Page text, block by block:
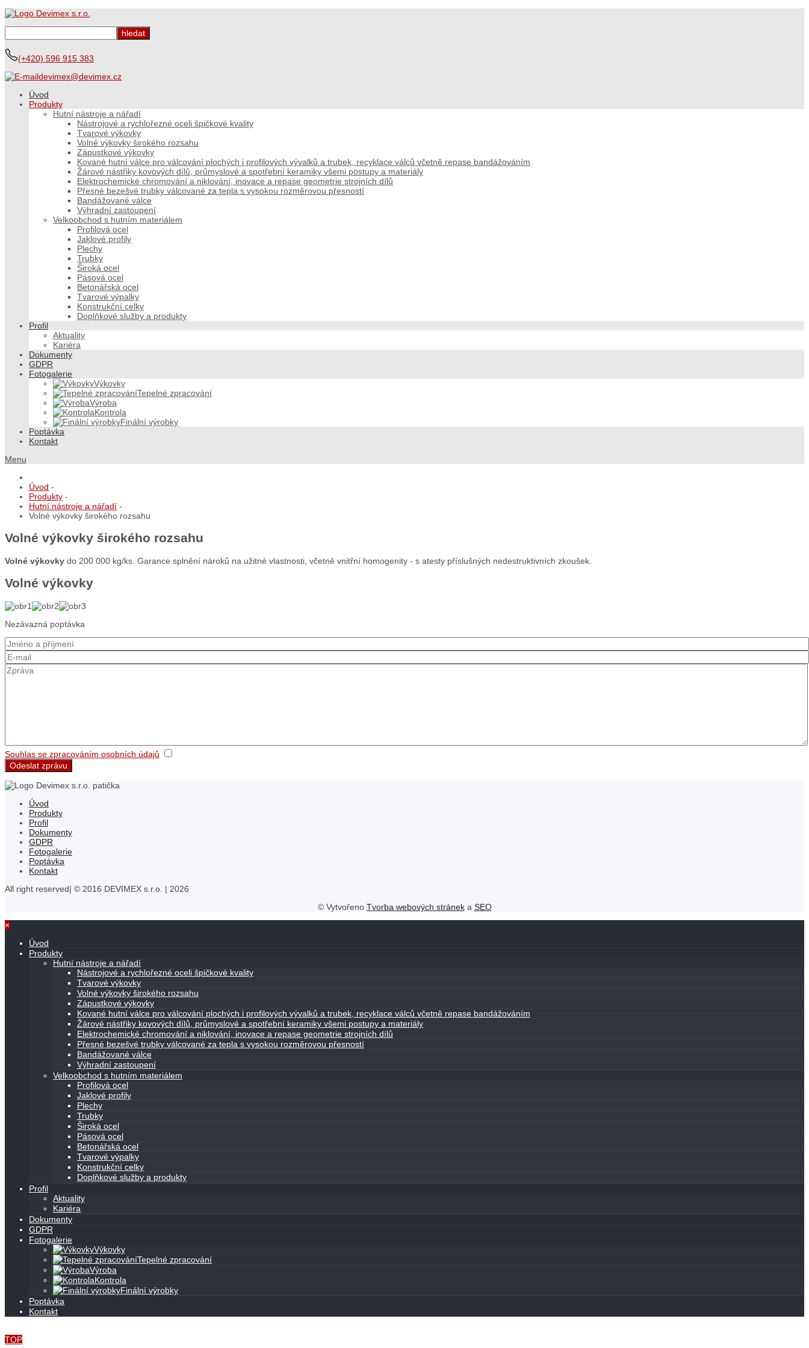
(+420) 596 915 383
devimex@devimex.cz
Úvod
Produkty
Hutní nástroje a nářadí
Nástrojové a rychlořezné oceli špičkové kvality
Tvarové výkovky
Volné výkovky širokého rozsahu
Zápustkové výkovky
Kované hutní válce pro válcování plochých i profilových vývalků a trubek, recyklace válců včetně repase bandážováním
Žárové nástřiky kovových dílů, průmyslové a spotřební keramiky všemi postupy a materiály
Elektrochemické chromování a niklování, inovace a repase geometrie strojních dílů
Přesné bezešvé trubky válcované za tepla s vysokou rozměrovou přesností
Bandážované válce
Výhradní zastoupení
Velkoobchod s hutním materiálem
Profilová ocel
Jaklové profily
Plechy
Trubky
Široká ocel
Pásová ocel
Betonářská ocel
Tvarové výpalky
Konstrukční celky
Doplňkové služby a produkty
Profil
Aktuality
Kariéra
Dokumenty
GDPR
Fotogalerie
Výkovky
Tepelné zpracování
Výroba
Kontrola
Finální výrobky
Poptávka
Kontakt
Menu
Úvod -
Produkty -
Hutní nástroje a nářadí -
Volné výkovky širokého rozsahu
Volné výkovky širokého rozsahu
Volné výkovky do 200 000 kg/ks. Garance splnění nároků na užitné vlastnosti, včetně vnitřní homogenity - s atesty příslušných nedestruktivních zkoušek.
Volné výkovky
Nezávazná poptávka
Souhlas se zpracováním osobních údajů
Odeslat zprávu
Úvod
Produkty
Profil
Dokumenty
GDPR
Fotogalerie
Poptávka
Kontakt
All right reserved| © 2016 DEVIMEX s.r.o. | 2026
© Vytvořeno Tvorba webových stráneka SEO
×
Úvod
Produkty
Hutní nástroje a nářadí
Nástrojové a rychlořezné oceli špičkové kvality
Tvarové výkovky
Volné výkovky širokého rozsahu
Zápustkové výkovky
Kované hutní válce pro válcování plochých i profilových vývalků a trubek, recyklace válců včetně repase bandážováním
Žárové nástřiky kovových dílů, průmyslové a spotřební keramiky všemi postupy a materiály
Elektrochemické chromování a niklování, inovace a repase geometrie strojních dílů
Přesné bezešvé trubky válcované za tepla s vysokou rozměrovou přesností
Bandážované válce
Výhradní zastoupení
Velkoobchod s hutním materiálem
Profilová ocel
Jaklové profily
Plechy
Trubky
Široká ocel
Pásová ocel
Betonářská ocel
Tvarové výpalky
Konstrukční celky
Doplňkové služby a produkty
Profil
Aktuality
Kariéra
Dokumenty
GDPR
Fotogalerie
Výkovky
Tepelné zpracování
Výroba
Kontrola
Finální výrobky
Poptávka
Kontakt
TOP